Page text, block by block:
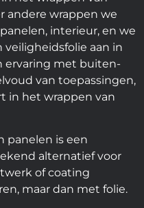
andere wrappen we
interieur, en we
aan in
ervaring met buiten-
van toepassingen,
in het wrappen van
panelen is een
alternatief voor
of coating
maar dan met folie.